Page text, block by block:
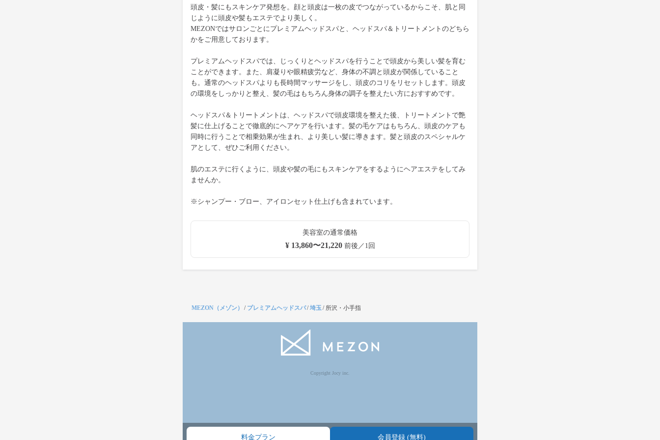
頭皮・髪にもスキンケア発想を。顔と頭皮は一枚の皮でつながっているからこそ、肌と同
じように頭皮や髪もエステでより美しく。
MEZONではサロンごとにプレミアムヘッドスパと、ヘッドスパ＆トリートメントのどちら
かをご用意しております。
プレミアムヘッドスパでは、じっくりとヘッドスパを行うことで頭皮から美しい髪を育む
ことができます。また、肩凝りや眼精疲労など、身体の不調と頭皮が関係していること
も。通常のヘッドスパよりも長時間マッサージをし、頭皮のコリをリセットします。頭皮
の環境をしっかりと整え、髪の毛はもちろん身体の調子を整えたい方におすすめです。
ヘッドスパ＆トリートメントは、ヘッドスパで頭皮環境を整えた後、トリートメントで艶
髪に仕上げることで徹底的にヘアケアを行います。髪の毛ケアはもちろん、頭皮のケアも
同時に行うことで相乗効果が生まれ、より美しい髪に導きます。髪と頭皮のスペシャルケ
アとして、ぜひご利用ください。
肌のエステに行くように、頭皮や髪の毛にもスキンケアをするようにヘアエステをしてみ
ませんか。
※シャンプー・ブロー、アイロンセット仕上げも含まれています。
美容室の通常価格
¥ 13,860〜21,220前後／1回
料金プラン 会員登録 (無料)
MEZON（メゾン） / プレミアムヘッドスパ/埼玉/ 所沢・小手指
Copyright Jocy inc.